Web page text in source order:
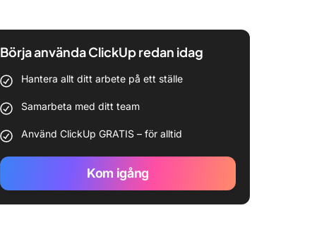
Börja använda ClickUp redan idag
Hantera allt ditt arbete på ett ställe
Samarbeta med ditt team
Använd ClickUp GRATIS – för alltid
Kom igång